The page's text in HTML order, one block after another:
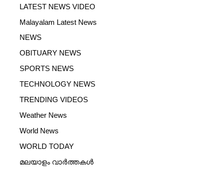
LATEST NEWS VIDEO
Malayalam Latest News
NEWS
OBITUARY NEWS
SPORTS NEWS
TECHNOLOGY NEWS
TRENDING VIDEOS
Weather News
World News
WORLD TODAY
മലയാളം വാർത്തകൾ